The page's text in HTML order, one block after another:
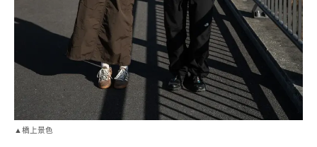
▲橋上景色